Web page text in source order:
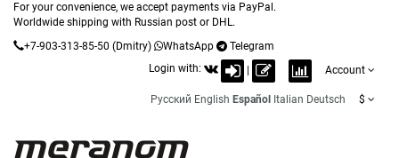
For your convenience, we accept payments via PayPal.
Worldwide shipping with Russian post or DHL.
+7-903-313-85-50 (Dmitry) WhatsApp
Telegram
Login with:
Account
Русский English Español Italian Deutsch $